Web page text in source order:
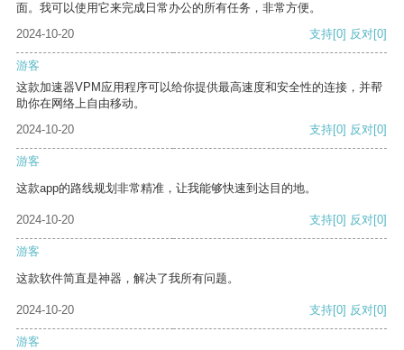
面。我可以使用它来完成日常办公的所有任务，非常方便。
2024-10-20
支持[0] 反对[0]
游客
这款加速器VPM应用程序可以给你提供最高速度和安全性的连接，并帮
助你在网络上自由移动。
2024-10-20
支持[0] 反对[0]
游客
这款app的路线规划非常精准，让我能够快速到达目的地。
2024-10-20 支持[0] 反对[0]
游客
这款软件简直是神器，解决了我所有问题。
2024-10-20 支持[0] 反对[0]
游客